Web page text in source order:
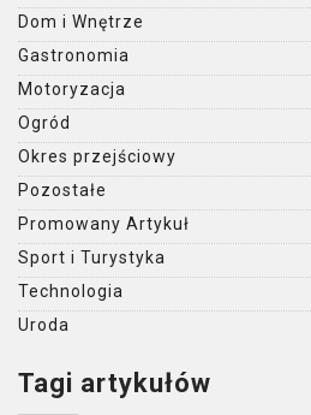
Dom i Wnętrze
Gastronomia
Motoryzacja
Ogród
Okres przejściowy
Pozostałe
Promowany Artykuł
Sport i Turystyka
Technologia
Uroda
Tagi artykułów